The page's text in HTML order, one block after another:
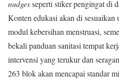
nudgesseperti stiker pengingat di
Konten edukasi akan di
modul kebersihan menstruasi,
bekali panduan sanitasi tempat
intervensi yang terukur dan
263 blok akan mencapai standar